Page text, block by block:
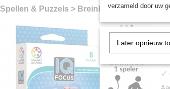
Spellen & Puzzels > Breinbrekers>IQ
✓
verzameld door uw
Later opnieuw